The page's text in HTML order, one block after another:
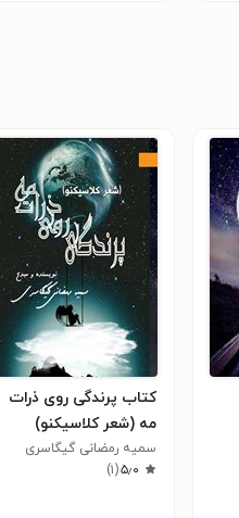
کتاب پرندگی روی ذرات
مه (شعر کلاسیکنو)
سمیه رمضانی گیگاسری
۵٫۰(۱)